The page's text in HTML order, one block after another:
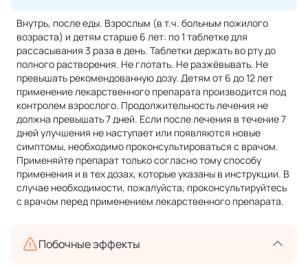
Внутрь, после еды. Взрослым (в т.ч. больным пожилого
возраста) и детям старше 6 лет: по 1 таблетке для
рассасывания 3 раза в день. Таблетки держать во рту до
полного растворения. Не глотать. Не разжёвывать. Не
превышать рекомендованную дозу. Детям от 6 до 12 лет
применение лекарственного препарата производится под
контролем взрослого. Продолжительность лечения не
должна превышать 7 дней. Если после лечения в течение 7
дней улучшения не наступает или появляются новые
симптомы, необходимо проконсультироваться с врачом.
Применяйте препарат только согласно тому способу
применения и в тех дозах, которые указаны в инструкции. В
случае необходимости, пожалуйста, проконсультируйтесь
с врачом перед применением лекарственного препарата.
Побочные эффекты